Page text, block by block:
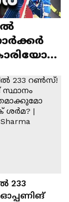
|
233